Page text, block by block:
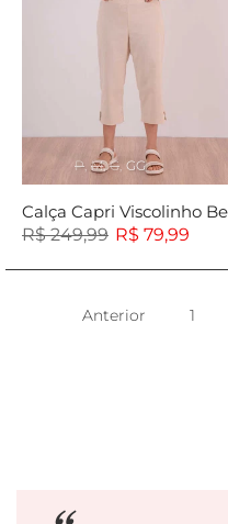
P M G GG
R$ 249,99 R$ 79,99
Anterior 1